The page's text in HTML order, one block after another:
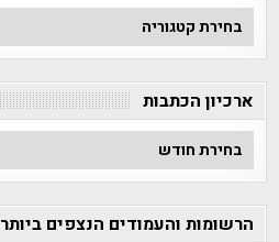
חפש
לפי
קטגוריה
ארכיון הכתבות
ארכיון
הכתבות
הרשומות והעמודים הנצפים ביותר